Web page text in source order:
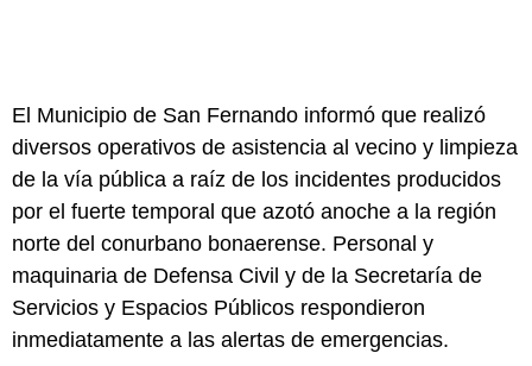
El Municipio de San Fernando informó que realizó
diversos operativos de asistencia al vecino y limpieza
de la vía pública a raíz de los incidentes producidos
por el fuerte temporal que azotó anoche a la región
norte del conurbano bonaerense. Personal y
maquinaria de Defensa Civil y de la Secretaría de
Servicios y Espacios Públicos respondieron
inmediatamente a las alertas de emergencias.